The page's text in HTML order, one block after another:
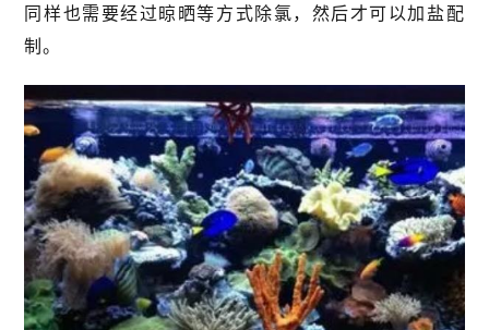
同样也需要经过晾晒等方式除氯，然后才可以加盐配
制。